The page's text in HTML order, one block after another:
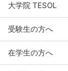
大学院 TESOL
受験生の方へ
在学生の方へ